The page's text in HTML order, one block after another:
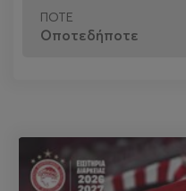
ΠΌΤΕ